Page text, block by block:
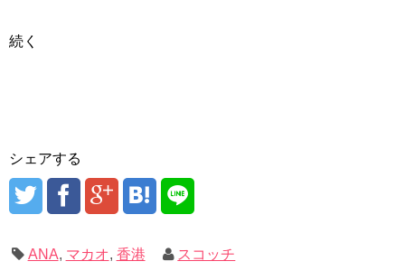
続く
シェアする
ANA, マカオ, 香港 スコッチ